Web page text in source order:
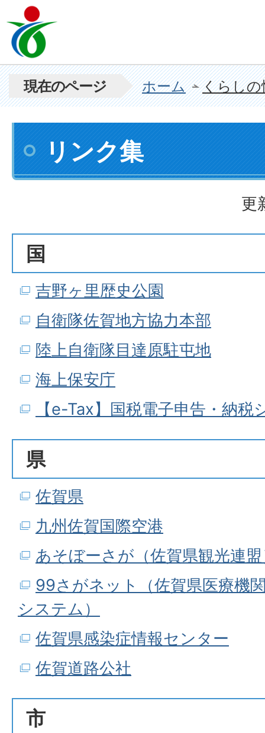
現在のページ ホーム くらしの
リンク集
更
国
吉野ヶ里歴史公園
自衛隊佐賀地方協力本部
陸上自衛隊目達原駐屯地
海上保安庁
【e-Tax】国税電子申告・納税
県
佐賀県
九州佐賀国際空港
あそぼーさが（佐賀県観光連
99さがネット（佐賀県医療機
システム）
佐賀県感染症情報センター
佐賀道路公社
市